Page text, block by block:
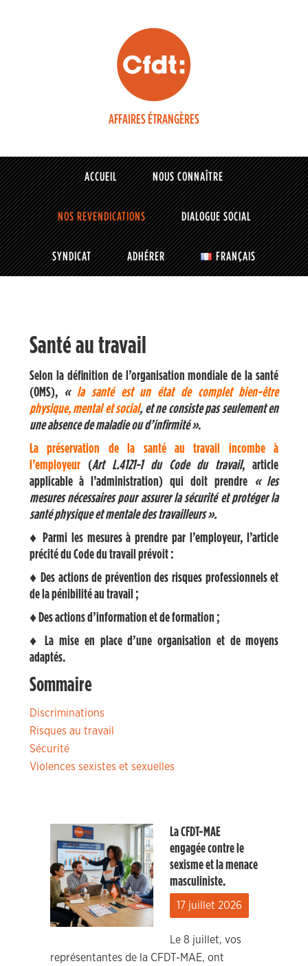
AFFAIRES ÉTRANGÈRES
ACCUEIL NOUS CONNAÎTRE
NOS REVENDICATIONS DIALOGUE SOCIAL
SYNDICAT ADHÉRER FRANÇAIS
Santé au travail
Selon la définition de l’organisation mondiale de la santé
(OMS), «la santé est un état de complet bien-être
physique, mental et social, et ne consiste pas seulement en
une absence de maladie ou d’infirmité ».
La préservation de la santé au travail incombe à
l’employeur(Art L.4121-1 du Code du travail, article
applicable à l’administration) qui doit prendre « les
mesures nécessaires pour assurer la sécurité et protéger la
santé physique et mentale des travailleurs ».
♦ Parmi les mesures à prendre par l’employeur, l’article
précité du Code du travail prévoit :
♦ Des actions de prévention des risques professionnels et
de la pénibilité au travail ;
♦ Des actions d’information et de formation ;
♦ La mise en place d’une organisation et de moyens
adaptés.
Sommaire
Discriminations
Risques au travail
Sécurité
Violences sexistes et sexuelles
La CFDT-MAE
engagée contre le
sexisme et la menace
masculiniste.
17 juillet 2026
Le 8 juillet, vos
représentantes de la CFDT-MAE, ont